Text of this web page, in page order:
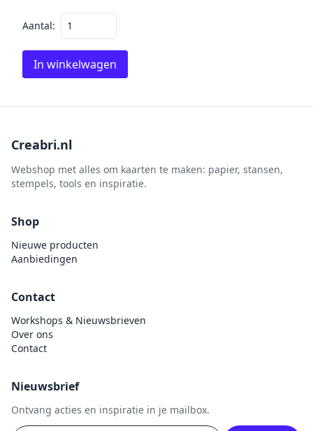
Aantal:
In winkelwagen
Creabri.nl
Webshop met alles om kaarten te maken: papier, stansen,
stempels, tools en inspiratie.
Shop
Nieuwe producten
Aanbiedingen
Contact
Workshops & Nieuwsbrieven
Over ons
Contact
Nieuwsbrief
Ontvang acties en inspiratie in je mailbox.